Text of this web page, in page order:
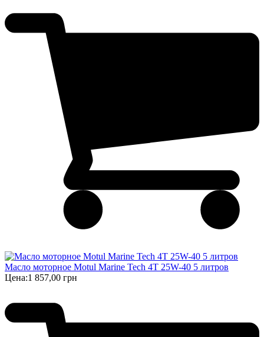
Масло моторное Motul Marine Tech 4T 25W-40 5 литров
Цена:1 857,00 грн